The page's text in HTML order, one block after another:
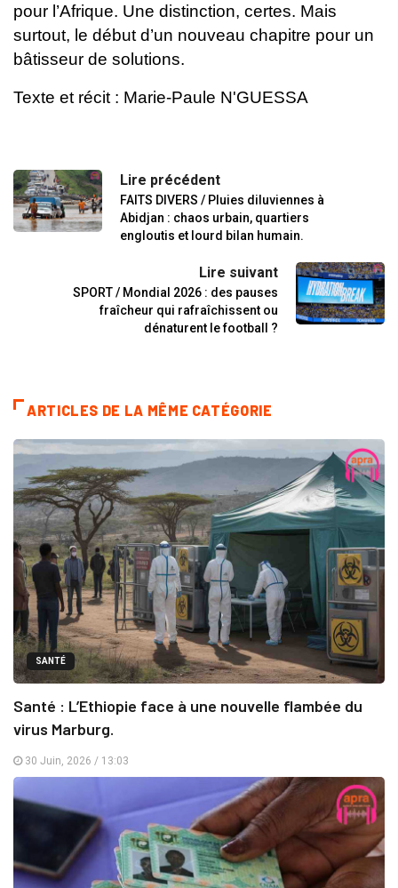
pour l’Afrique. Une distinction, certes. Mais
surtout, le début d’un nouveau chapitre pour un
bâtisseur de solutions.
Texte et récit : Marie-Paule N'GUESSA
Lire précédent
FAITS DIVERS / Pluies diluviennes à
Abidjan : chaos urbain, quartiers
engloutis et lourd bilan humain.
Lire suivant
SPORT / Mondial 2026 : des pauses
fraîcheur qui rafraîchissent ou
dénaturent le football ?
ARTICLES DE LA MÊME CATÉGORIE
SANTÉ
Santé : L’Ethiopie face à une nouvelle flambée du
virus Marburg.
30 Juin, 2026 / 13:03